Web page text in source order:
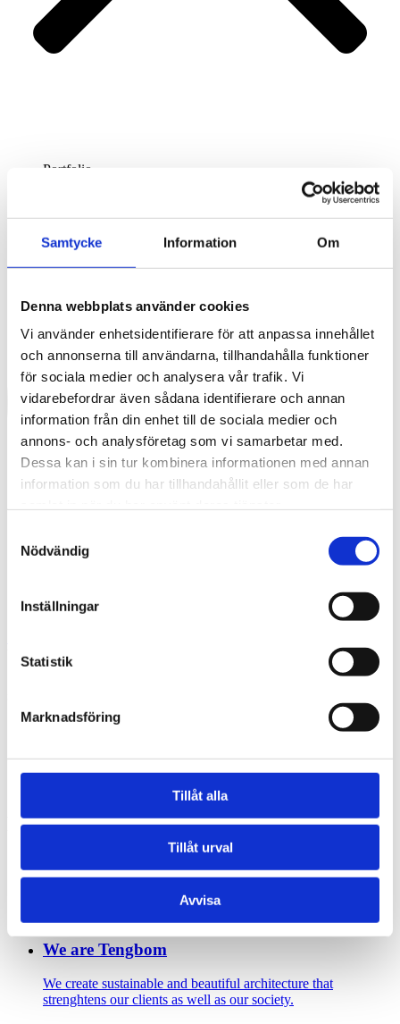
Samtycke Information Om
Denna webbplats använder cookies
Vi använder enhetsidentifierare för att anpassa innehållet
och annonserna till användarna, tillhandahålla funktioner
för sociala medier och analysera vår trafik. Vi
vidarebefordrar även sådana identifierare och annan
information från din enhet till de sociala medier och
annons- och analysföretag som vi samarbetar med.
Dessa kan i sin tur kombinera informationen med annan
information som du har tillhandahållit eller som de har
Nödvändig
Inställningar
Statistik
Marknadsföring
Tillåt alla
Tillåt urval
Avvisa
Portfolio
Contact
What are you looking for?
Search
2048×1551
2025-04-02
Footer
Welcome to Tengbom! Whatever your question or enquiry,
We are Tengbom
We create sustainable and beautiful architecture that
strenghtens our clients as well as our society.